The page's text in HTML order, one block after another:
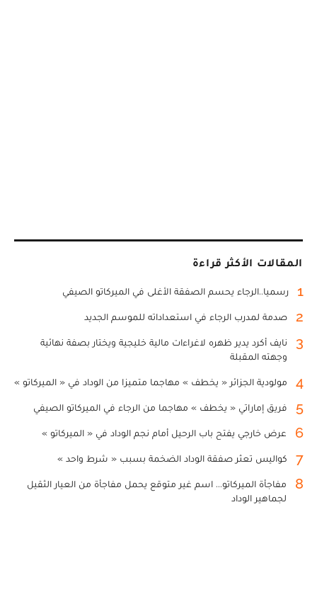
المقالات الأكثر قراءة
1 رسميا..الرجاء يحسم الصفقة الأغلى في الميركاتو الصيفي
2 صدمة لمدرب الرجاء في استعداداته للموسم الجديد
3
نايف أكرد يدير ظهره لاغراءات مالية خليجية ويختار بصفة نهائية
وجهته المقبلة
4 مولودية الجزائر « يخطف » مهاجما متميزا من الوداد في « الميركاتو »
5 فريق إماراتي « يخطف » مهاجما من الرجاء في الميركاتو الصيفي
6 عرض خارجي يفتح باب الرحيل أمام نجم الوداد في « الميركاتو »
7 كواليس تعثر صفقة الوداد الضخمة بسبب « شرط واحد »
8
مفاجأة الميركاتو... اسم غير متوقع يحمل مفاجأة من العيار الثقيل
لجماهير الوداد